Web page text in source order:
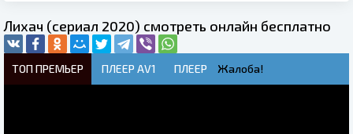
Лихач (сериал 2020) смотреть онлайн бесплатно
ТОП ПРЕМЬЕР ПЛЕЕР AV1 ПЛЕЕР Жалоба!